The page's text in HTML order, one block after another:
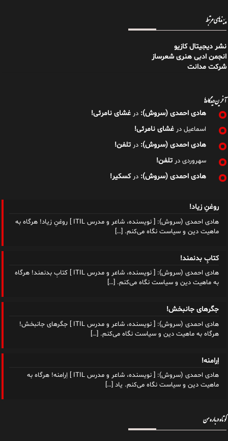
پیوندهای مرتبط
نشر دیجیتال کازیو
انجمن ادبی هنری شعرساز
شرکت مدانت
آخرین دیدگاه‌ها
هادی احمدی (سروش): در غشای نامرئی!
اسماعیل در غشای نامرئی!
هادی احمدی (سروش): در تلفن!
سهروردی در تلفن!
هادی احمدی (سروش): درکسکیر!
روغنِ زیاد!
هادی احمدی (سروش): [ نویسنده، شاعر و مدرس ITIL ] روغنِ زیاد! هرگاه به
ماهیت دین و سیاست نگاه می‌کنم. […]
کتابِ بدنمند!
هادی احمدی (سروش): [ نویسنده، شاعر و مدرس ITIL ] کتابِ بدنمند! هرگاه
به ماهیت دین و سیاست نگاه می‌کنم. […]
جگرهای جانبخش!
هادی احمدی (سروش): [ نویسنده، شاعر و مدرس ITIL ] جگرهای جانبخش!
هرگاه به ماهیت دین و سیاست نگاه می‌کنم. […]
اِرامنه!
هادی احمدی (سروش): [ نویسنده، شاعر و مدرس ITIL ] اِرامنه! هرگاه به
ماهیت دین و سیاست نگاه می‌کنم. یاد […]
کوتاه درباره من